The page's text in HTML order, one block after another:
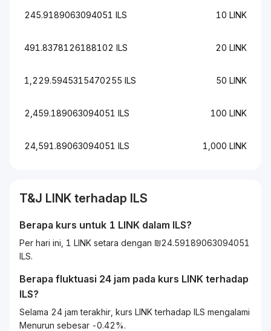
245.9189063094051 ILS 10 LINK
491.8378126188102 ILS 20 LINK
1,229.5945315470255 ILS 50 LINK
2,459.189063094051 ILS 100 LINK
24,591.89063094051 ILS 1,000 LINK
T&J LINK terhadap ILS
Berapa kurs untuk 1 LINK dalam ILS?
Per hari ini, 1 LINK setara dengan ₪24.59189063094051
ILS.
Berapa fluktuasi 24 jam pada kurs LINK terhadap
ILS?
Selama 24 jam terakhir, kurs LINK terhadap ILS mengalami
Menurun sebesar -0.42%.